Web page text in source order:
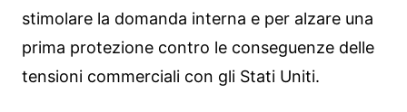
stimolare la domanda interna e per alzare una
prima protezione contro le conseguenze delle
tensioni commerciali con gli Stati Uniti.